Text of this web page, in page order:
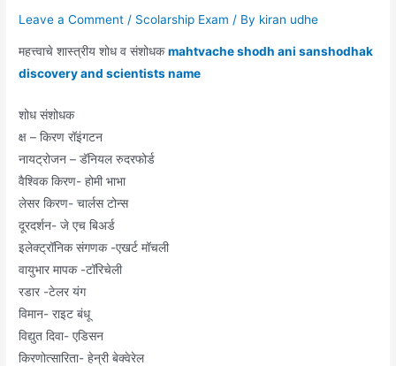
Leave a Comment / Scolarship Exam / By kiran udhe
महत्त्वाचे शास्त्रीय शोध व संशोधकmahtvache shodh ani sanshodhak
discovery and scientists name
शोध संशोधक
क्ष – किरण रॉइंगटन
नायट्रोजन – डॅनियल रुदरफोर्ड
वैश्विक किरण- होमी भाभा
लेसर किरण- चार्लस टोन्स
दूरदर्शन- जे एच बिअर्ड
इलेक्ट्रॉनिक संगणक -एखर्ट मॉचली
वायुभार मापक -टॉरिचेली
रडार -टेलर यंग
विमान- राइट बंधू
विद्युत दिवा- एडिसन
किरणोत्सारिता- हेन्री बेक्वेरेल